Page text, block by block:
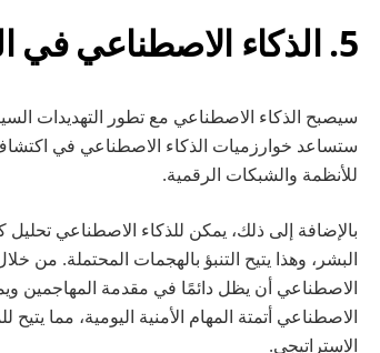
5. الذكاء الاصطناعي في الأمن السيبراني
سيصبح الذكاء الاصطناعي مع تطور التهديدات
ستساعد خوارزميات الذكاء الاصطناعي في
للأنظمة والشبكات الرقمية.
بالإضافة إلى ذلك، يمكن للذكاء الاصطناعي
البشر، وهذا يتيح التنبؤ بالهجمات المحتملة. من
الاصطناعي أن يظل دائمًا في مقدمة المهاجمين
الاصطناعي أتمتة المهام الأمنية اليومية، مما
الاستراتيجي.